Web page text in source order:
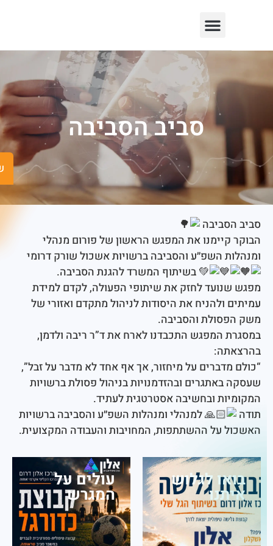
שישים
סביב הסביבה
את המפגש הראשון של פורום מנהלי
השפ״ע והסביבה ברשויות אשכול שורק דרומי
בשיתוף המשרד להגנת הסביבה.
לחזק את שיתופי הפעולה, לקדם למידת
ולהניח את היסודות לניהול מתקדם ואזורי של
והסביבה.
המפגש התכבדנו לארח את ד”ר ריבה ולדמן,
על מיחזור, אך אף אחד לא מדבר על זבל”,
ובהזדמנויות בניהול פסולת ברשויות
ובחשיבה אסטרטגית לעתיד.
למנהלי ומנהלות השפ״ע והסביבה ברשויות
על ההשתתפות, המחויבות והעבודה המקצועית.
לגלוש עולים על
המגרש